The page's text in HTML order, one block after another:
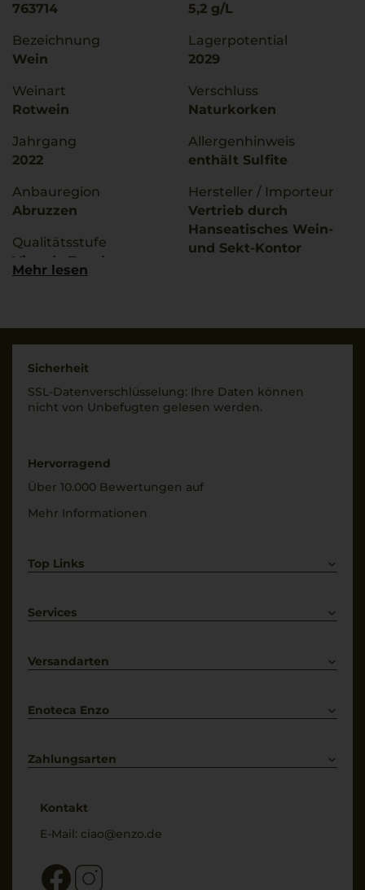
763714
Bezeichnung
Wein
Weinart
Rotwein
Jahrgang
2022
Anbauregion
Abruzzen
Qualitätsstufe
Vino da Tavolo
Trinktemperatur
15 °C
Alkoholgehalt
13,5 % Vol.
10 g/L
5,2 g/L
Lagerpotential
2029
Verschluss
Naturkorken
Allergenhinweis
enthält Sulfite
Hersteller / Importeur
Vertrieb durch
Hanseatisches Wein-
und Sekt-Kontor
Füllmenge
Mehr lesen
Sicherheit
SSL-Daten­verschlüs­selung: Ihre Daten können
nicht von Unbe­fugten gelesen werden.
Hervorragend
Über 10.000 Bewertungen auf
Mehr Informationen
Top Links
Weißwein
Services
Kontakt
Versandarten
Enoteca Enzo
Bewertungs-Richtlinien
Zahlungsarten
Kontakt
E-Mail: ciao@enzo.de